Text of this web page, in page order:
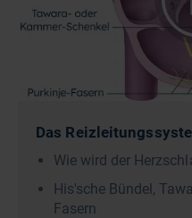
Das
Wie wird der
His'sche Bündel,
Fasern